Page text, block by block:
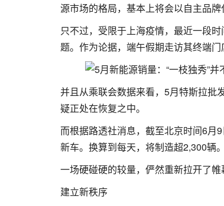
源市场的格局，基本上将会以自主品
只不过，受限于上海疫情，最近一段
题。作为论据，端午假期走访其终端
并且从乘联会数据来看，5月特斯拉批
疑正处在恢复之中。
而根据路透社消息，截至北京时间6月
新车。换算到每天，将制造超2,300辆。
一场硬碰硬的较量，俨然重新拉开了帷
建立新秩序